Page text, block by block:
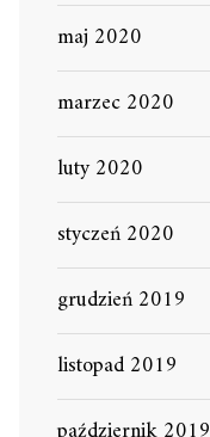
maj 2020
marzec 2020
luty 2020
styczeń 2020
grudzień 2019
listopad 2019